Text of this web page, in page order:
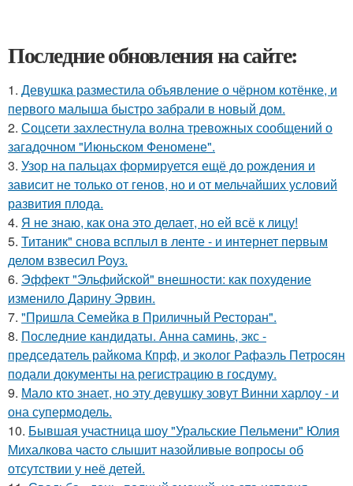
Последние обновления на сайте:
1. Девушка разместила объявление о чёрном котёнке, и
первого малыша быстро забрали в новый дом.
2. Соцсети захлестнула волна тревожных сообщений о
загадочном "Июньском Феномене".
3. Узор на пальцах формируется ещё до рождения и
зависит не только от генов, но и от мельчайших условий
развития плода.
4. Я не знаю, как она это делает, но ей всё к лицу!
5. Титаник" снова всплыл в ленте - и интернет первым
делом взвесил Роуз.
6. Эффект "Эльфийской" внешности: как похудение
изменило Дарину Эрвин.
7. "Пришла Семейка в Приличный Ресторан".
8. Последние кандидаты. Анна саминь, экс -
председатель райкома Кпрф, и эколог Рафаэль Петросян
подали документы на регистрацию в госдуму.
9. Мало кто знает, но эту девушку зовут Винни харлоу - и
она супермодель.
10. Бывшая участница шоу "Уральские Пельмени" Юлия
Михалкова часто слышит назойливые вопросы об
отсутствии у неё детей.